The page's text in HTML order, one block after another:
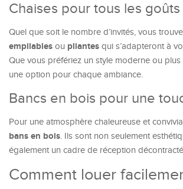
Chaises pour tous les goûts
Quel que soit le nombre d’invités, vous
empilables ou pliantes qui s’adapteront à
Que vous préfériez un style moderne ou plus
une option pour chaque ambiance.
Bancs en bois pour une
Pour une atmosphère chaleureuse et
bans en bois. Ils sont non seulement
également un cadre de réception
Comment louer